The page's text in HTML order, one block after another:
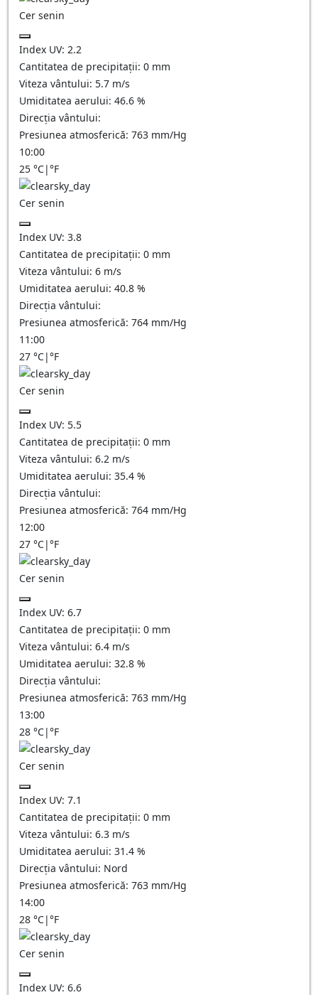
Cer senin
Index UV: 2.2
Cantitatea de precipitații: 0 mm
Viteza vântului: 5.7 m/s
Umiditatea aerului: 46.6 %
Direcția vântului:
Presiunea atmosferică: 763 mm/Hg
10:00
25 °C|°F
Cer senin
Index UV: 3.8
Cantitatea de precipitații: 0 mm
Viteza vântului: 6 m/s
Umiditatea aerului: 40.8 %
Direcția vântului:
Presiunea atmosferică: 764 mm/Hg
11:00
27 °C|°F
Cer senin
Index UV: 5.5
Cantitatea de precipitații: 0 mm
Viteza vântului: 6.2 m/s
Umiditatea aerului: 35.4 %
Direcția vântului:
Presiunea atmosferică: 764 mm/Hg
12:00
27 °C|°F
Cer senin
Index UV: 6.7
Cantitatea de precipitații: 0 mm
Viteza vântului: 6.4 m/s
Umiditatea aerului: 32.8 %
Direcția vântului:
Presiunea atmosferică: 763 mm/Hg
13:00
28 °C|°F
Cer senin
Index UV: 7.1
Cantitatea de precipitații: 0 mm
Viteza vântului: 6.3 m/s
Umiditatea aerului: 31.4 %
Direcția vântului: Nord
Presiunea atmosferică: 763 mm/Hg
14:00
28 °C|°F
Cer senin
Index UV: 6.6